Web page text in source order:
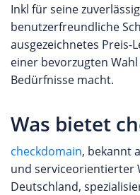
Inkl für seine
benutzerfreundliche
ausgezeichnetes Preis-
einer bevorzugten
Bedürfnisse macht.
Was bietet
checkdomain, bekannt
und serviceorientierter
Deutschland,